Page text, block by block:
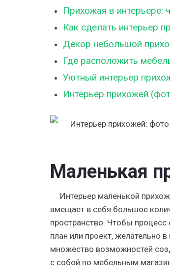
Прихожая в интерьере:
Как сделать интерьер
Декор небольшой
Где расположить
Уютный интерьер
Интерьер прихожей
Маленькая
Интерьер маленькой
вмещает в себя большое
пространство. Чтобы
план или проект, желательно
множество возможностей
с собой по мебельным